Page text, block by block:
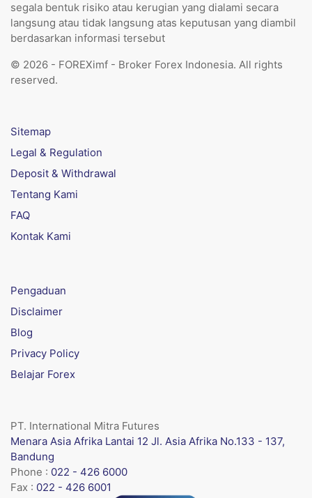
segala bentuk risiko atau kerugian yang dialami secara
langsung atau tidak langsung atas keputusan yang diambil
berdasarkan informasi tersebut
© 2026 - FOREXimf - Broker Forex Indonesia. All rights
reserved.
Sitemap
Legal & Regulation
Deposit & Withdrawal
Tentang Kami
FAQ
Kontak Kami
Pengaduan
Disclaimer
Blog
Privacy Policy
Belajar Forex
PT. International Mitra Futures
Menara Asia Afrika Lantai 12 Jl. Asia Afrika No.133 - 137,
Bandung
Phone : 022 - 426 6000
Fax : 022 - 426 6001